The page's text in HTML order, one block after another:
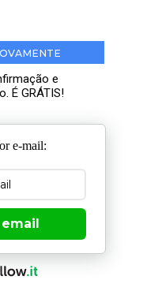
e
É GRÁTIS!
e-mail: